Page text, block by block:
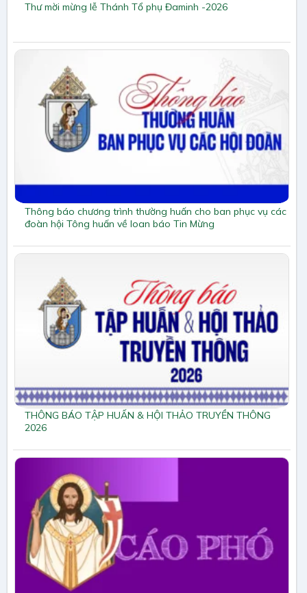
Thư mời mừng lễ Thánh Tổ phụ Đaminh -2026
Thông báo chương trình thường huấn cho ban phục vụ các
đoàn hội Tông huấn về loan báo Tin Mừng
THÔNG BÁO TẬP HUẤN & HỘI THẢO TRUYỀN THÔNG
2026